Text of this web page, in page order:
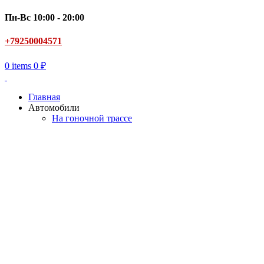
Пн-Вс 10:00 - 20:00
+79250004571
0 items 0 ₽
Главная
Автомобили
На гоночной трассе